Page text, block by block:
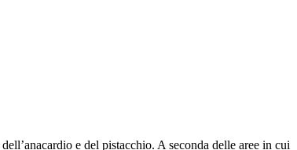
e del pistacchio. A seconda delle aree in cui